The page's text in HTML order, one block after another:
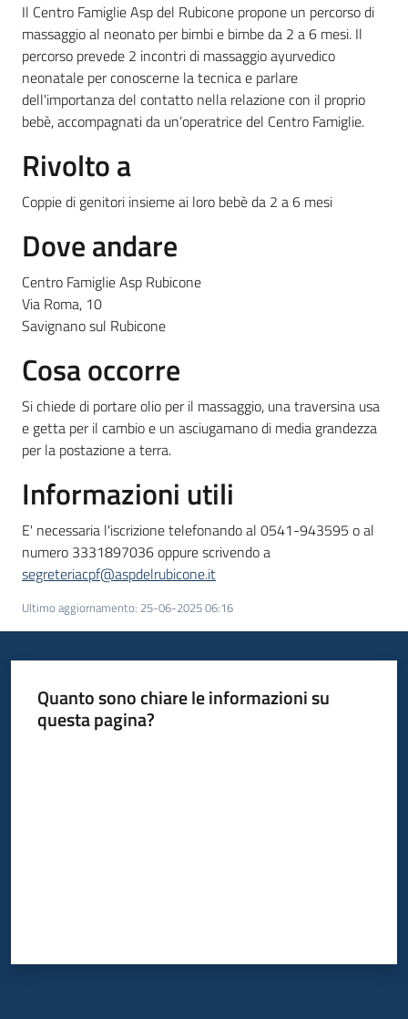
Newsletter
Il Centro Famiglie Asp del Rubicone propone un percorso di
massaggio al neonato per bimbi e bimbe da 2 a 6 mesi. Il
percorso prevede 2 incontri di massaggio ayurvedico
neonatale per conoscerne la tecnica e parlare
dell'importanza del contatto nella relazione con il proprio
bebè, accompagnati da un’operatrice del Centro Famiglie.
Rivolto a
Coppie di genitori insieme ai loro bebè da 2 a 6 mesi
Dove andare
Centro Famiglie Asp Rubicone
Via Roma, 10
Savignano sul Rubicone
Cosa occorre
Si chiede di portare olio per il massaggio, una traversina usa
e getta per il cambio e un asciugamano di media grandezza
per la postazione a terra.
Informazioni utili
E' necessaria l'iscrizione telefonando al 0541-943595 o al
numero 3331897036 oppure scrivendo a
segreteriacpf@aspdelrubicone.it
Ultimo aggiornamento: 25-06-2025 06:16
Quanto sono chiare le informazioni su
questa pagina?